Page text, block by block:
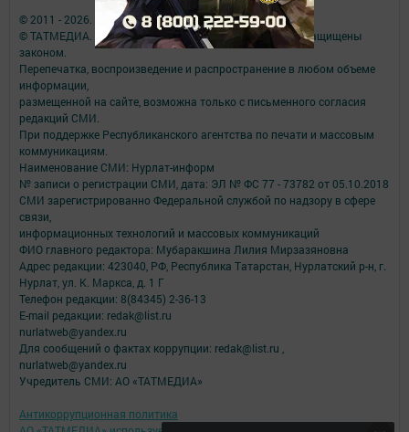
© 2011 - 2026. Нурлат-⁠информ. Все права защищены.
© ТАТМЕДИА. Все материалы, размещенные на сайте, защищены
законом.
Перепечатка, воспроизведение и распространение в любом объеме
информации,
размещенной на сайте, возможна только с письменного согласия
редакций СМИ.
При поддержке Республиканского агентства по печати и массовым
коммуникациям.
Наименование СМИ: Нурлат-⁠информ
№ записи о регистрации СМИ, дата: ЭЛ № ФС 77 -⁠ 73782 от 05.10.2018
СМИ зарегистрированно Федеральной службой по надзору в сфере
связи,
информационных технологий и массовых коммуникаций
ФИО главного редактора: Мубаракшина Лилия Мирзазяновна
Адрес редакции: 423040, РФ, Республика Татарстан, Нурлатский р-н, г.
Нурлат, ул. К. Маркса, д. 1 Г
Телефон редакции: 8(84345) 2-36-13
E-mail редакции: redak@list.ru
nurlatweb@yandex.ru
Для сообщений о фактах коррупции: redak@list.ru ,
nurlatweb@yandex.ru
Учредитель СМИ: АО «ТАТМЕДИА»
Антикоррупционная политика